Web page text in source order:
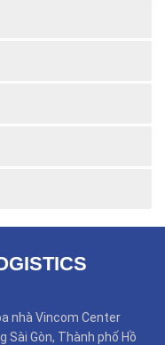
nhà Vincom Center
Sài Gòn, Thành phố Hồ